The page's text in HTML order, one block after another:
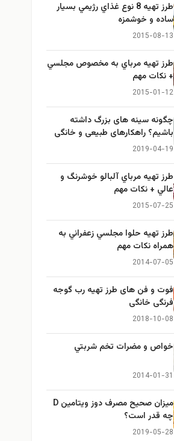
طرز تهيه 8 نوع غذاي رژيمي بسيار
ساده و خوشمزه
2015-08-13
طرز تهيه مرباي به مخصوص مجلسي
+ نكات مهم
2015-01-12
چگونه سینه های بزرگ داشته
باشیم؟ راهکارهای طبیعی و خانگی
برای بزرگ کردن سینه
2019-04-19
طرز تهيه مرباي آلبالو خوشرنگ و
عالي + نكات مهم
2015-07-25
طرز تهيه حلوا مجلسي زعفراني به
همراه نكات مهم
2014-07-05
فوت و فن های طرز تهیه رب گوجه
فرنگی خانگی
2018-10-08
خواص و مضرات تخم شربتي
2014-01-31
میزان صحیح مصرف دوز ویتامین D
چه قدر است؟
2019-05-28